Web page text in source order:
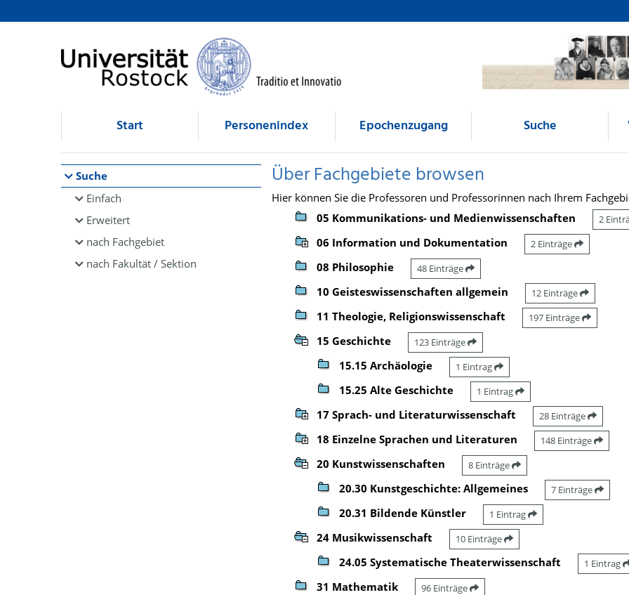
Browsen
direkt zum Inhalt
Start Personenindex Epochenzugang Suche
Suche
Einfach
Erweitert
nach Fachgebiet
nach Fakultät / Sektion
Über Fachgebiete browsen
Hier können Sie die Professoren und Professorinnen nach Ihrem
05 Kommunikations- und Medienwissenschaften
2
06 Information und Dokumentation 2 Einträge
08 Philosophie 48 Einträge
10 Geisteswissenschaften allgemein 12 Einträge
11 Theologie, Religionswissenschaft 197 Einträge
15 Geschichte 123 Einträge
15.15 Archäologie 1 Eintrag
15.25 Alte Geschichte 1 Eintrag
17 Sprach- und Literaturwissenschaft 28 Einträge
18 Einzelne Sprachen und Literaturen 148 Einträge
20 Kunstwissenschaften 8 Einträge
20.30 Kunstgeschichte: Allgemeines 7 Einträge
20.31 Bildende Künstler 1 Eintrag
24 Musikwissenschaft 10 Einträge
24.05 Systematische Theaterwissenschaft 1 Eintrag
31 Mathematik 96 Einträge